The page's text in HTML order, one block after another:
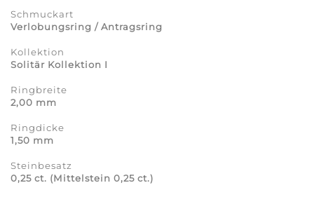
Schmuckart
Verlobungsring / Antragsring
Kollektion
Solitär Kollektion I
Ringbreite
2,00 mm
Ringdicke
1,50 mm
Steinbesatz
0,25 ct. (Mittelstein 0,25 ct.)